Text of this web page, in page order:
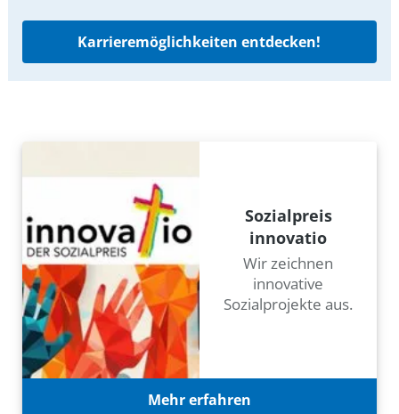
Karrieremöglichkeiten entdecken!
Sozialpreis
innovatio
Wir zeichnen
innovative
Sozialprojekte aus.
Mehr erfahren